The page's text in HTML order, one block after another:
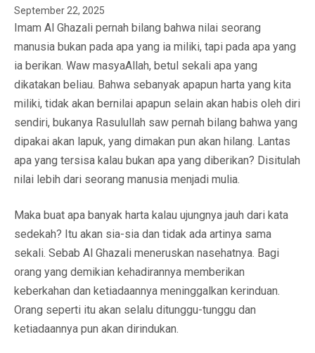
September 22, 2025
Imam Al Ghazali pernah bilang bahwa nilai seorang
manusia bukan pada apa yang ia miliki, tapi pada apa yang
ia berikan. Waw masyaAllah, betul sekali apa yang
dikatakan beliau. Bahwa sebanyak apapun harta yang kita
miliki, tidak akan bernilai apapun selain akan habis oleh diri
sendiri, bukanya Rasulullah saw pernah bilang bahwa yang
dipakai akan lapuk, yang dimakan pun akan hilang. Lantas
apa yang tersisa kalau bukan apa yang diberikan? Disitulah
nilai lebih dari seorang manusia menjadi mulia.
Maka buat apa banyak harta kalau ujungnya jauh dari kata
sedekah? Itu akan sia-sia dan tidak ada artinya sama
sekali. Sebab Al Ghazali meneruskan nasehatnya. Bagi
orang yang demikian kehadirannya memberikan
keberkahan dan ketiadaannya meninggalkan kerinduan.
Orang seperti itu akan selalu ditunggu-tunggu dan
ketiadaannya pun akan dirindukan.